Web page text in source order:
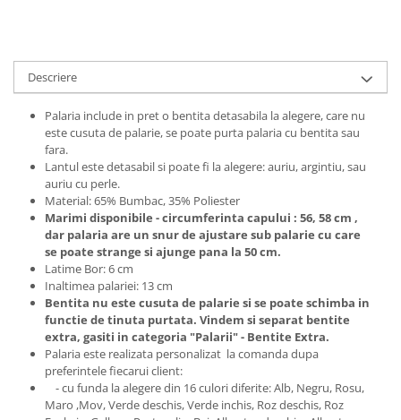
Descriere
Palaria include in pret o bentita detasabila la alegere, care nu
este cusuta de palarie, se poate purta palaria cu bentita sau
fara.
Lantul este detasabil si poate fi la alegere: auriu, argintiu, sau
auriu cu perle.
Material: 65% Bumbac, 35% Poliester
Marimi disponibile - circumferinta capului : 56, 58 cm ,
dar palaria are un snur de ajustare sub palarie cu care
se poate strange si ajunge pana la 50 cm.
Latime Bor: 6 cm
Inaltimea palariei: 13 cm
Bentita nu este cusuta de palarie si se poate schimba in
functie de tinuta purtata. Vindem si separat bentite
extra, gasiti in categoria "Palarii" - Bentite Extra.
Palaria este realizata personalizat la comanda dupa
preferintele fiecarui client:
- cu funda la alegere din 16 culori diferite: Alb, Negru, Rosu,
Maro ,Mov, Verde deschis, Verde inchis, Roz deschis, Roz